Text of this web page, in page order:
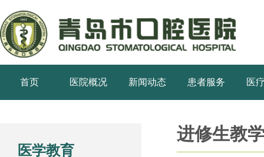
首页 医院概况 新闻动态 患者服务 医
医学教育
进修生教